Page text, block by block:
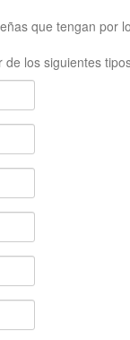
que tengan por
los siguientes